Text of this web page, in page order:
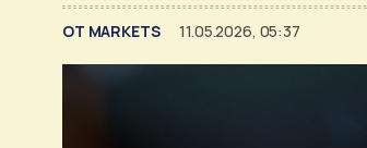
ΟΤ MARKETS 11.05.2026, 05:37